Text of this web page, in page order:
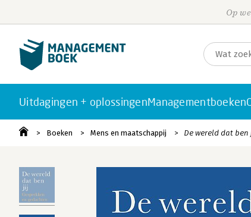
Op
Uitdagingen + oplossingenManagementboeken
Boeken Mens en maatschappij De wereld dat ben